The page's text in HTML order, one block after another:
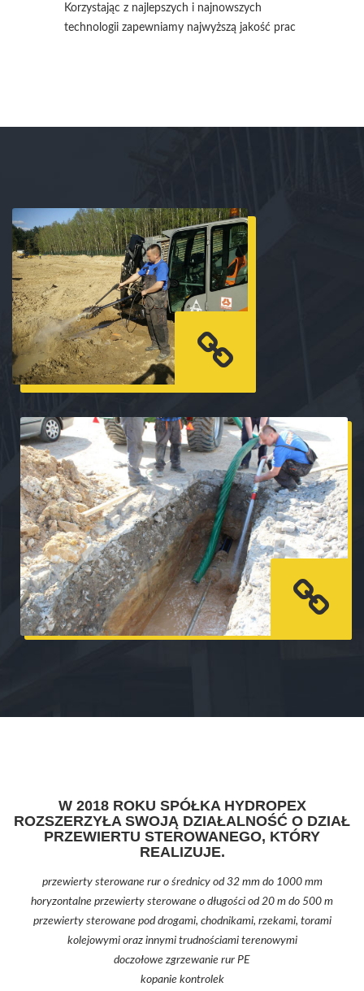
Korzystając z najlepszych i najnowszych
technologii zapewniamy najwyższą jakość prac
W 2018 ROKU SPÓŁKA HYDROPEX
ROZSZERZYŁA SWOJĄ DZIAŁALNOŚĆ O DZIAŁ
PRZEWIERTU STEROWANEGO, KTÓRY
REALIZUJE.
przewierty sterowane rur o średnicy od 32 mm do 1000 mm
horyzontalne przewierty sterowane o długości od 20 m do 500 m
przewierty sterowane pod drogami, chodnikami, rzekami, torami
kolejowymi oraz innymi trudnościami terenowymi
doczołowe zgrzewanie rur PE
kopanie kontrolek